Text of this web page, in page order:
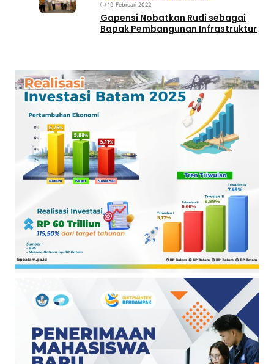
19 Februari 2022
Gapensi Nobatkan Rudi sebagai
Bapak Pembangunan Infrastruktur